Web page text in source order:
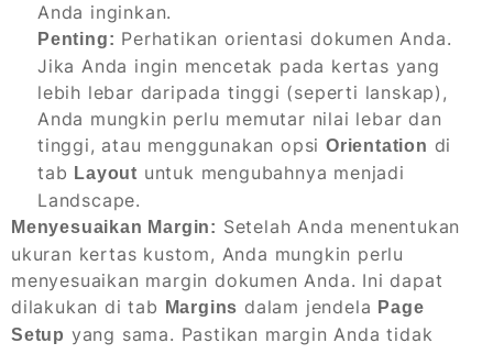
Anda inginkan.
Penting: Perhatikan orientasi dokumen Anda.
Jika Anda ingin mencetak pada kertas yang
lebih lebar daripada tinggi (seperti lanskap),
Anda mungkin perlu memutar nilai lebar dan
tinggi, atau menggunakan opsiOrientation di
tab Layout untuk mengubahnya menjadi
Landscape.
Menyesuaikan Margin: Setelah Anda menentukan
ukuran kertas kustom, Anda mungkin perlu
menyesuaikan margin dokumen Anda. Ini dapat
dilakukan di tab
Margins dalam jendela Page
Setup yang sama. Pastikan margin Anda tidak